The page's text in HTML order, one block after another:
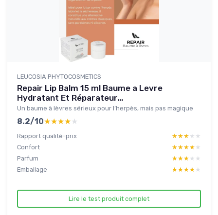
LEUCOSIA PHYTOCOSMETICS
Repair Lip Balm 15 ml Baume a Levre
Hydratant Et Réparateur...
Un baume à lèvres sérieux pour l’herpès, mais pas magique
8.2/10★★★★★
★★★★★
Rapport qualité-prix ★★★★★
★★★★★
Confort
★★★★★
★★★★★
Parfum
★★★★★
★★★★★
Emballage
★★★★★
★★★★★
Lire le test produit complet